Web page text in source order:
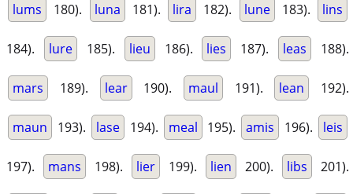
lums 180). luna 181). lira 182). lune 183). lins
184). lure 185). lieu 186). lies 187). leas 188).
mars 189). lear 190). maul 191). lean 192).
maun 193). lase 194). meal 195). amis 196). leis
197). mans 198). lier 199). lien 200). libs 201).